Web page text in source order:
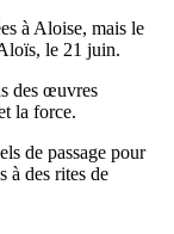
à Aloise, mais le
le 21 juin.
des œuvres
la force.
de passage pour
à des rites de